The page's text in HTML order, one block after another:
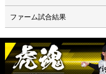
ファーム試合結果